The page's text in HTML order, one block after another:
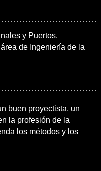
y Puertos.
de Ingeniería de la
buen proyectista, un
la profesión de la
los métodos y los